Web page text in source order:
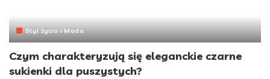
Styl życia i Moda
Czym charakteryzują się eleganckie czarne
sukienki dla puszystych?